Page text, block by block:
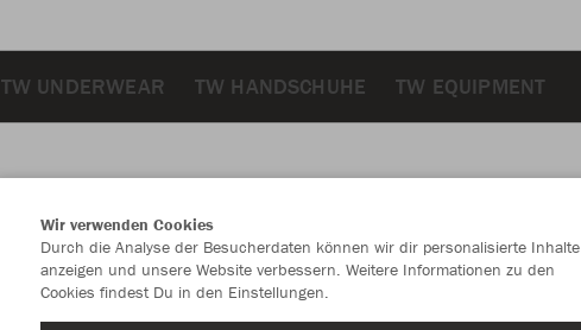
TW UNDERWEAR TW HANDSCHUHE TW EQUIPMENT
JAKO
Wir verwenden Cookies
Durch die Analyse der Besucherdaten können wir dir personalisierte Inhalte
anzeigen und unsere Website verbessern. Weitere Informationen zu den
Cookies findest Du in den Einstellungen.